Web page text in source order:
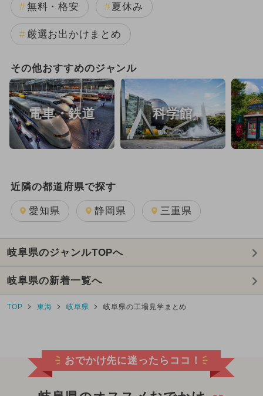
無料・格安 夏休み
厳選お出かけまとめ
その他おすすめのジャンル
電車・鉄道 科学館
近隣の都道府県で探す
愛知県 静岡県 三重県
岐阜県のジャンルTOPへ
岐阜県の新着一覧へ
TOP 東海 岐阜県 岐阜県の工場見学まとめ
おでかけ先に迷ったらココ！